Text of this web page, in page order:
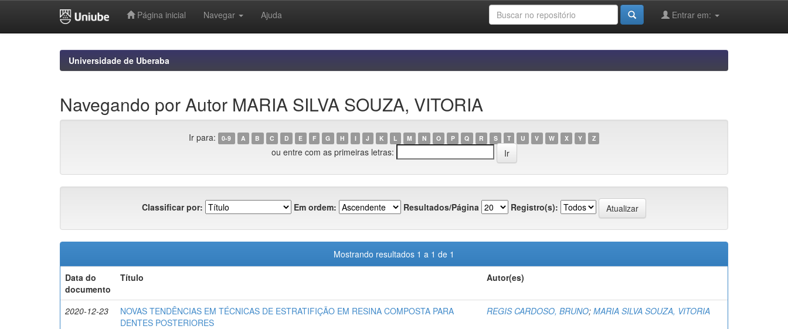
Página inicial Navegar Ajuda Entrar em:
Universidade de Uberaba
Navegando por Autor MARIA SILVA SOUZA, VITORIA
Ir para: 0-9 A B C D E F G H I J K L M N O P Q R S T U V W X Y Z
ou entre com as primeiras letras:
Classificar por: Em ordem: Resultados/Página Registro(s):
Mostrando resultados 1 a 1 de 1
Data do
documento
Título Autor(es)
2020-12-23
NOVAS TENDÊNCIAS EM TÉCNICAS DE ESTRATIFIÇÃO EM RESINA COMPOSTA PARA
DENTES POSTERIORES
REGIS CARDOSO, BRUNO; MARIA SILVA SOUZA, VITORIA